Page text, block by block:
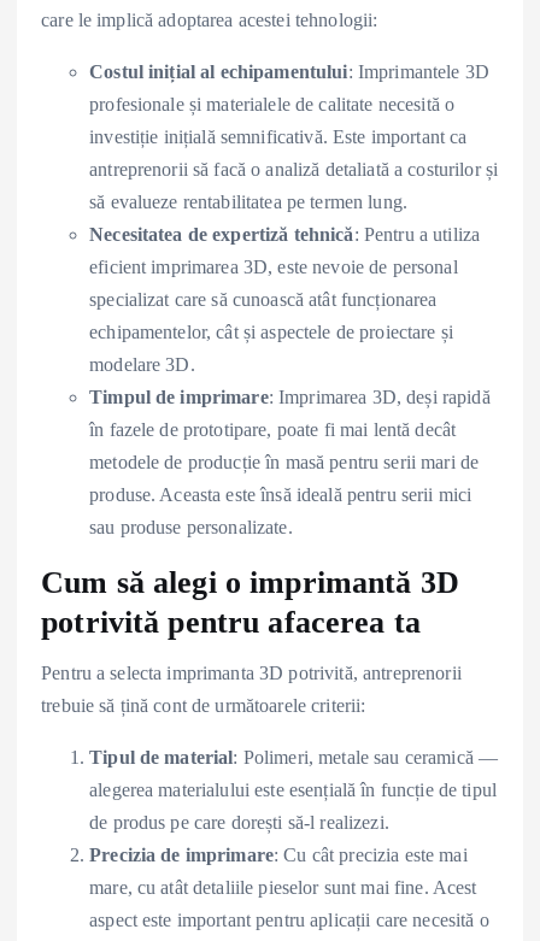
care le implică adoptarea acestei tehnologii:
Costul inițial al echipamentului: Imprimantele 3D
profesionale și materialele de calitate necesită o
investiție inițială semnificativă. Este important ca
antreprenorii să facă o analiză detaliată a costurilor și
să evalueze rentabilitatea pe termen lung.
Necesitatea de expertiză tehnică: Pentru a utiliza
eficient imprimarea 3D, este nevoie de personal
specializat care să cunoască atât funcționarea
echipamentelor, cât și aspectele de proiectare și
modelare 3D.
Timpul de imprimare: Imprimarea 3D, deși rapidă
în fazele de prototipare, poate fi mai lentă decât
metodele de producție în masă pentru serii mari de
produse. Aceasta este însă ideală pentru serii mici
sau produse personalizate.
Cum să alegi o imprimantă 3D
potrivită pentru afacerea ta
Pentru a selecta imprimanta 3D potrivită, antreprenorii
trebuie să țină cont de următoarele criterii:
Tipul de material: Polimeri, metale sau ceramică —
alegerea materialului este esențială în funcție de tipul
de produs pe care dorești să-l realizezi.
Precizia de imprimare: Cu cât precizia este mai
mare, cu atât detaliile pieselor sunt mai fine. Acest
aspect este important pentru aplicații care necesită o